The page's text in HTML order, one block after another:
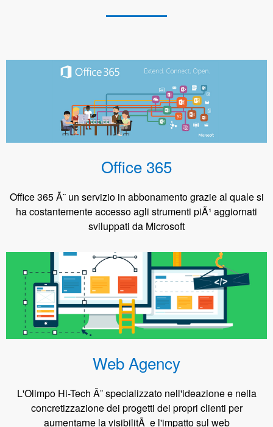
Progettazione siti web
Creazione di siti internet professionali indicizzati sui migliori
motori di ricerca
Office 365
Office 365 Ã¨ un servizio in abbonamento grazie al quale si
ha costantemente accesso agli strumenti piÃ¹ aggiornati
sviluppati da Microsoft
Web Agency
L'Olimpo Hi-Tech Ã¨ specializzato nell'ideazione e nella
concretizzazione dei progetti dei propri clienti per
aumentarne la visibilitÃ e l'impatto sul web